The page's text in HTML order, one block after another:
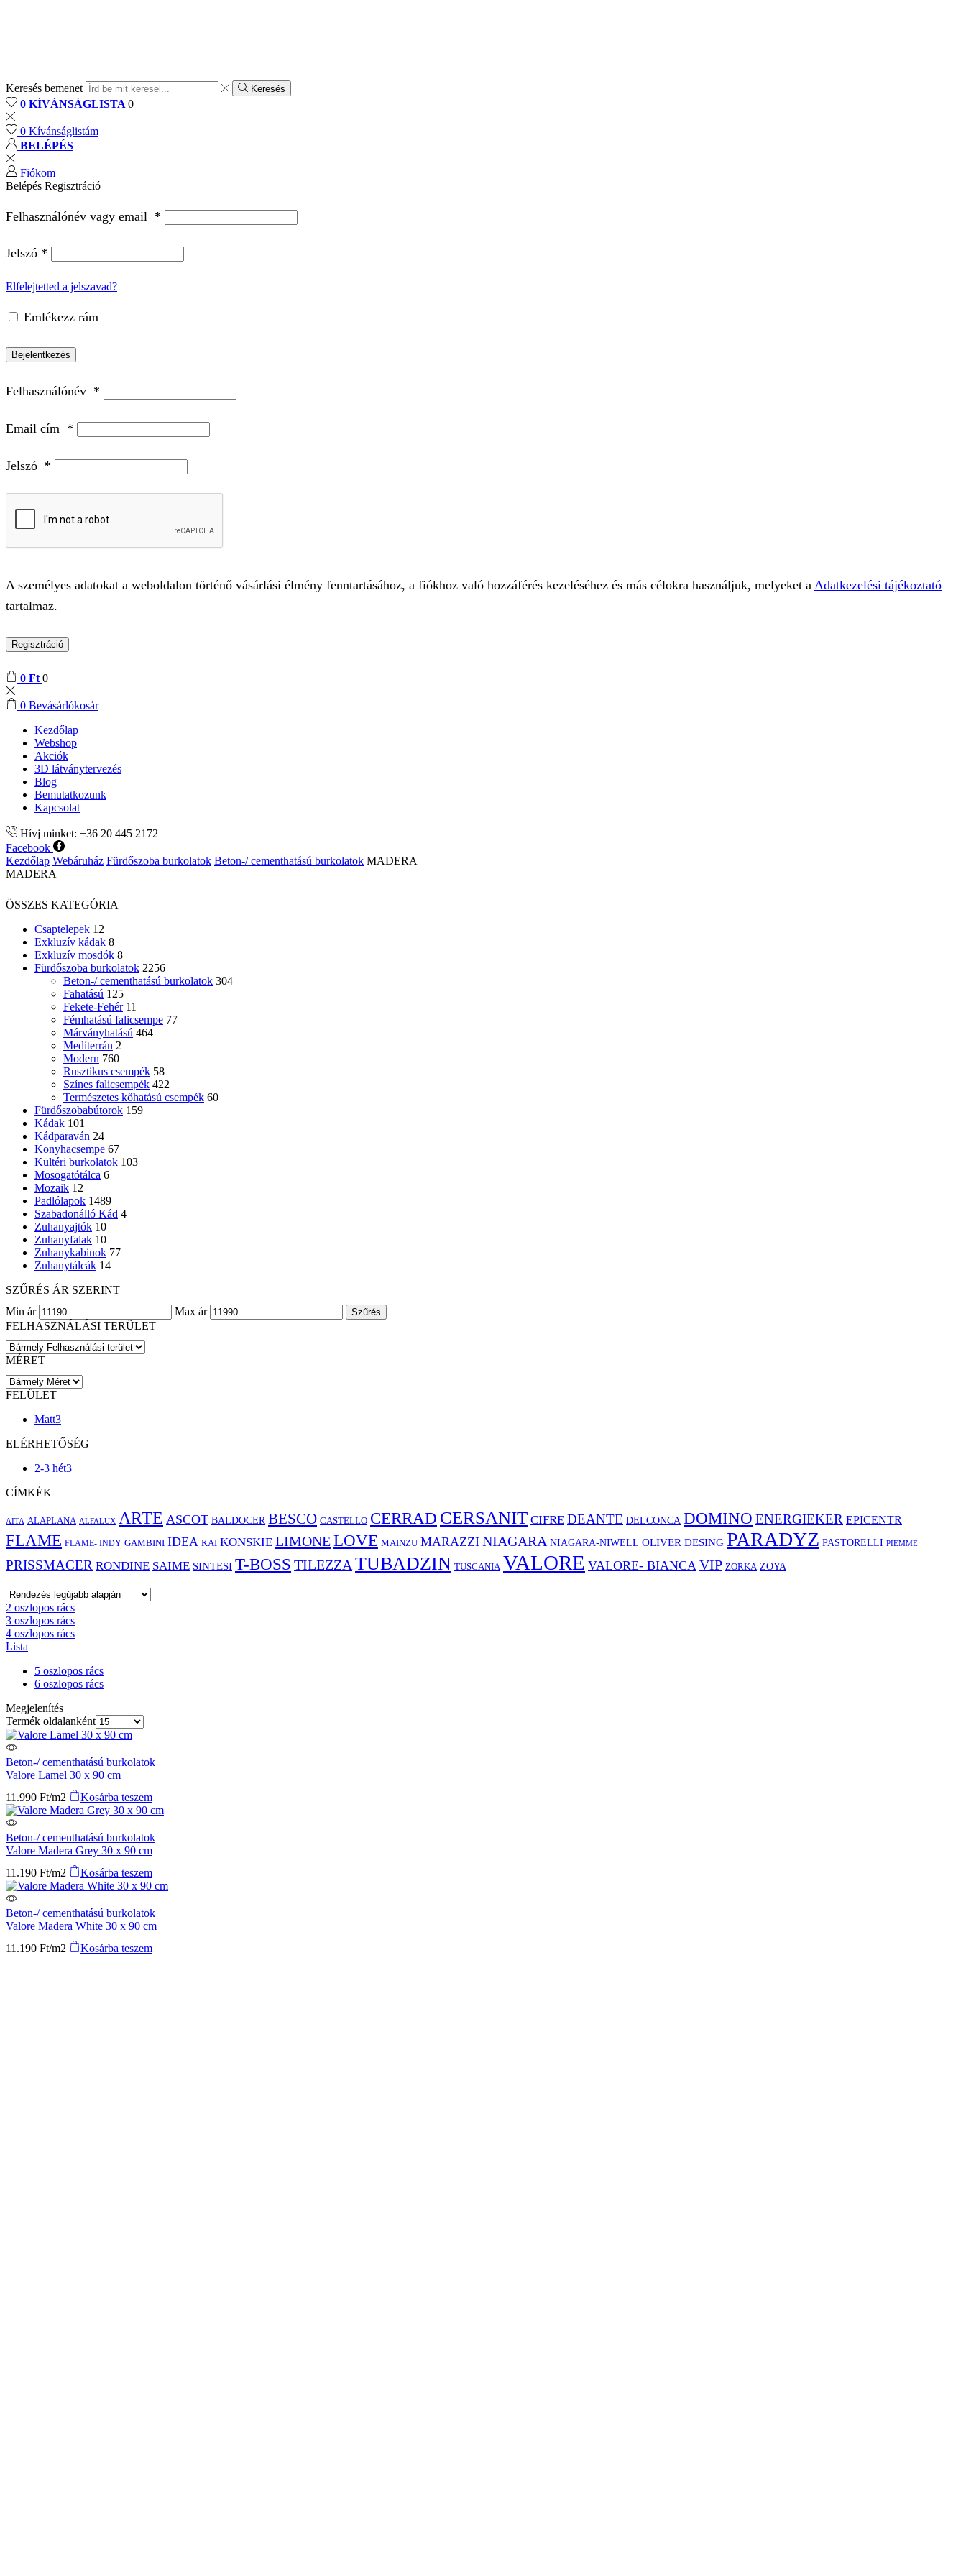
Keresés bemenet Keresés
0 KÍVÁNSÁGLISTA 0
0 Kívánságlistám
BELÉPÉS
Fiókom
Belépés Regisztráció
Felhasználónév vagy email *
Jelszó *
Elfelejtetted a jelszavad?
Emlékezz rám
Bejelentkezés
Felhasználónév *
Email cím *
Jelszó *
A személyes adatokat a weboldalon történő vásárlási élmény fenntartásához, a fiókhoz való hozzáférés kezeléséhez és más célokra használjuk, melyeket a Adatkezelési tájékoztató
tartalmaz.
Regisztráció
0 Ft 0
0 Bevásárlókosár
Kezdőlap
Webshop
Akciók
3D látványtervezés
Blog
Bemutatkozunk
Kapcsolat
Hívj minket: +36 20 445 2172
Facebook
Kezdőlap Webáruház Fürdőszoba burkolatok Beton-/ cementhatású burkolatok MADERA
MADERA
ÖSSZES KATEGÓRIA
Csaptelepek 12
Exkluzív kádak 8
Exkluzív mosdók 8
Fürdőszoba burkolatok 2256
Beton-/ cementhatású burkolatok 304
Fahatású 125
Fekete-Fehér 11
Fémhatású falicsempe 77
Márványhatású 464
Mediterrán 2
Modern 760
Rusztikus csempék 58
Színes falicsempék 422
Természetes kőhatású csempék 60
Fürdőszobabútorok 159
Kádak 101
Kádparaván 24
Konyhacsempe 67
Kültéri burkolatok 103
Mosogatótálca 6
Mozaik 12
Padlólapok 1489
Szabadonálló Kád 4
Zuhanyajtók 10
Zuhanyfalak 10
Zuhanykabinok 77
Zuhanytálcák 14
SZŰRÉS ÁR SZERINT
Min ár
Max ár Szűrés
FELHASZNÁLÁSI TERÜLET
MÉRET
FELÜLET
Matt3
ELÉRHETŐSÉG
2-3 hét3
CÍMKÉK
AITA ALAPLANA ALFALUX ARTE ASCOT BALDOCER BESCO CASTELLO CERRAD CERSANIT CIFRE DEANTE DELCONCA DOMINO ENERGIEKER EPICENTR
FLAME FLAME- INDY GAMBINI IDEA KAI KONSKIE LIMONELOVE MAINZU MARAZZI NIAGARA NIAGARA-NIWELL OLIVER DESING PARADYZ PASTORELLI PIEMME
PRISSMACER RONDINE SAIME SINTESI T-BOSS TILEZZA TUBADZIN TUSCANIA VALORE VALORE- BIANCA VIP ZORKA ZOYA
2 oszlopos rács
3 oszlopos rács
4 oszlopos rács
Lista
5 oszlopos rács
6 oszlopos rács
Megjelenítés
Termék oldalanként
Beton-/ cementhatású burkolatok
Valore Lamel 30 x 90 cm
11.990 Ft/m2 Kosárba teszem
Beton-/ cementhatású burkolatok
Valore Madera Grey 30 x 90 cm
11.190 Ft/m2 Kosárba teszem
Beton-/ cementhatású burkolatok
Valore Madera White 30 x 90 cm
11.190 Ft/m2 Kosárba teszem